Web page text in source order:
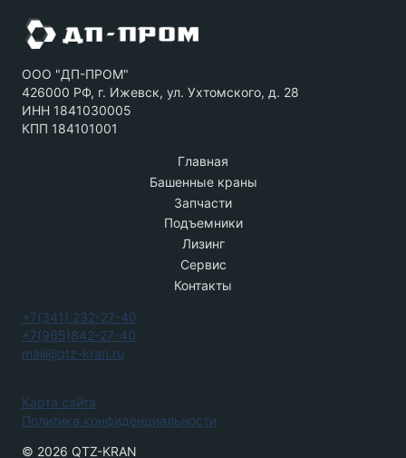
ООО "ДП-ПРОМ"
426000 РФ, г. Ижевск, ул. Ухтомского, д. 28
ИНН 1841030005
КПП 184101001
Главная
Башенные краны
Запчасти
Подъемники
Лизинг
Сервис
Контакты
+7(341) 232-27-40
+7(965)842-27-40
mail@qtz-kran.ru
Карта сайта
Политика конфиденциальности
© 2026 QTZ-KRAN